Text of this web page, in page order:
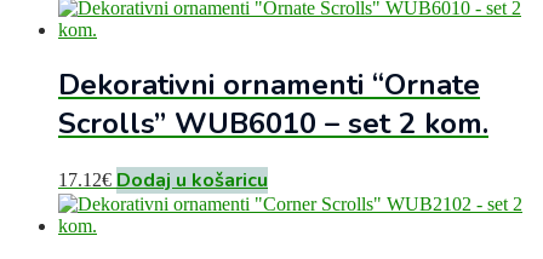
Dekorativni ornamenti “Ornate
Scrolls” WUB6010 – set 2 kom.
17.12€ Dodaj u košaricu